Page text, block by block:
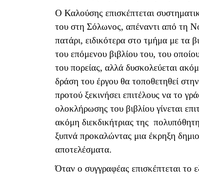
Ο Καλούσης επισκέπτεται
του στη Σόλωνος, απέναντι από τη
πατάρι, ειδικότερα στο τμήμα με τα
του επόμενου βιβλίου του, του
του πορείας, αλλά δυσκολεύεται
δράση του έργου θα τοποθετηθεί
προτού ξεκινήσει επιτέλους να το
ολοκλήρωσης του βιβλίου γίνεται
ακόμη διεκδικήτριας της
ξυπνά προκαλώντας μια έκρηξη
αποτελέσματα.
Όταν ο συγγραφέας επισκέπτεται